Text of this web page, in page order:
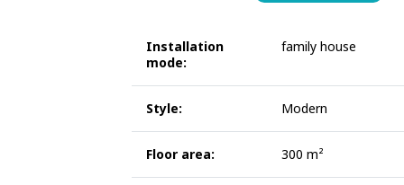
Installation
mode:
family house
Style: Modern
Floor area: 300 m²